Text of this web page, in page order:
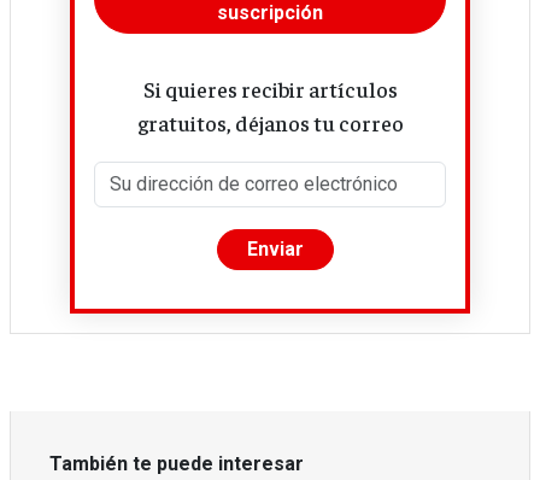
suscripción
Si quieres recibir artículos
gratuitos, déjanos tu correo
También te puede interesar